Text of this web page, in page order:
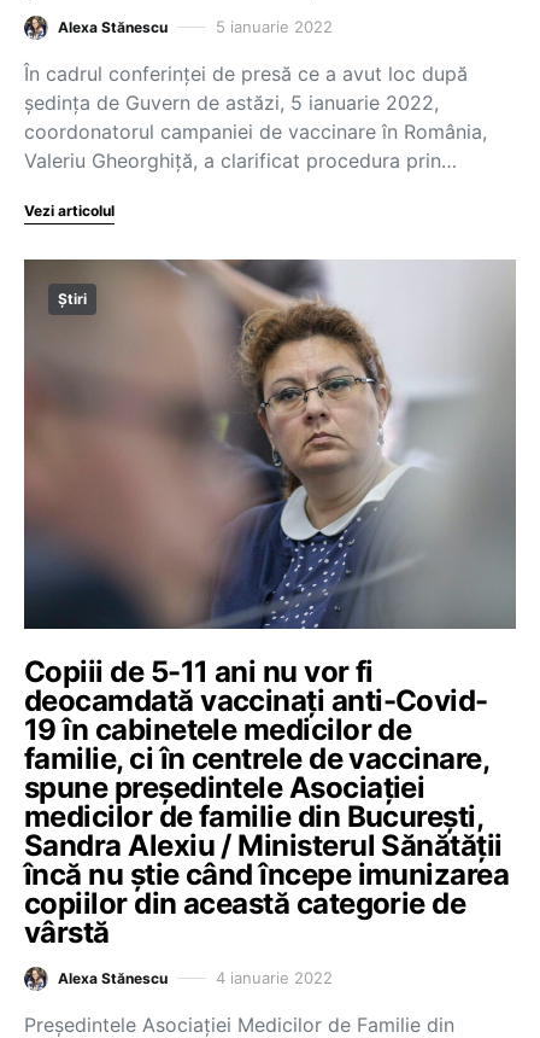
Alexa Stănescu 5 ianuarie 2022
În cadrul conferinței de presă ce a avut loc după
ședința de Guvern de astăzi, 5 ianuarie 2022,
coordonatorul campaniei de vaccinare în România,
Valeriu Gheorghiță, a clarificat procedura prin…
Vezi articolul
Știri
Copiii de 5-11 ani nu vor fi
deocamdată vaccinați anti-Covid-
19 în cabinetele medicilor de
familie, ci în centrele de vaccinare,
spune președintele Asociației
medicilor de familie din București,
Sandra Alexiu / Ministerul Sănătății
încă nu știe când începe imunizarea
copiilor din această categorie de
vârstă
Alexa Stănescu 4 ianuarie 2022
Președintele Asociației Medicilor de Familie din